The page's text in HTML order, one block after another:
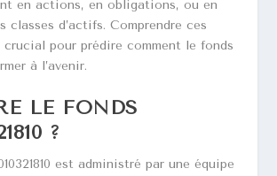
en actions, en obligations, ou en
classes d’actifs. Comprendre ces
pour prédire comment le fonds
à l’avenir.
LE FONDS
?
est administré par une équipe